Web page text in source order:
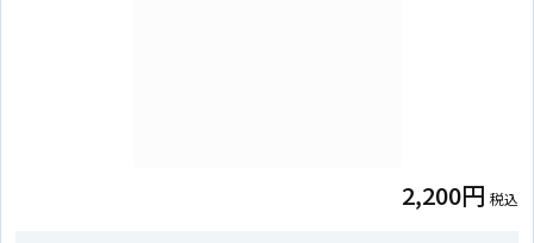
2,200円 税込